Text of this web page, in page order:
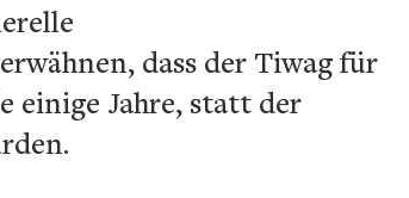
dass der Tiwag für
einige Jahre, statt der